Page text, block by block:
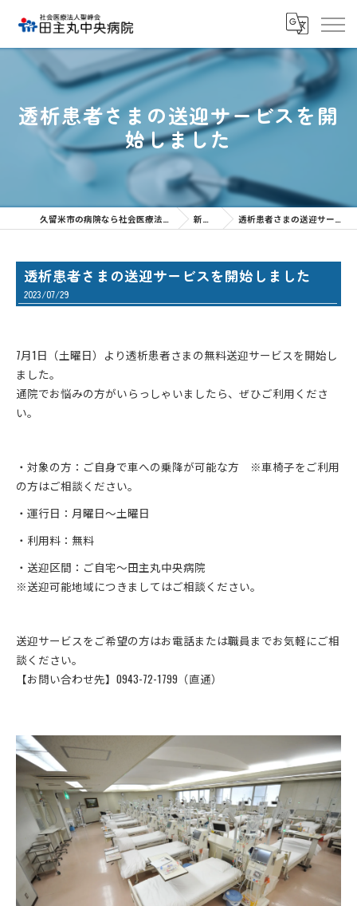
透析患者さまの送迎サービスを開
始しました
新着情報 透析患者さまの送迎サービスを開始しました
透析患者さまの送迎サービスを開始しました
2023/07/29
7月1日（土曜日）より透析患者さまの無料送迎サービスを開始し
ました。
通院でお悩みの方がいらっしゃいましたら、ぜひご利用くださ
い。
・対象の方：ご自身で車への乗降が可能な方 ※車椅子をご利用
の方はご相談ください。
・運行日：月曜日～土曜日
・利用料：無料
・送迎区間：ご自宅〜田主丸中央病院
※送迎可能地域につきましてはご相談ください。
送迎サービスをご希望の方はお電話または職員までお気軽にご相
談ください。
【お問い合わせ先】0943-72-1799（直通）